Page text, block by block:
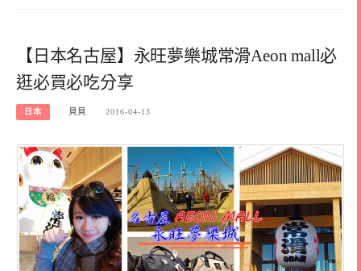
【日本名古屋】永旺夢樂城常滑Aeon mall必
逛必買必吃分享
日本 貝貝 2016-04-13